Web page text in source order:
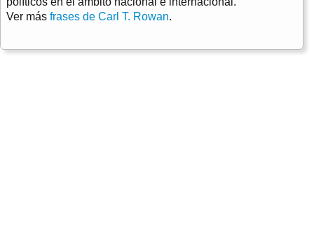
Ver más frases de Carl T. Rowan.